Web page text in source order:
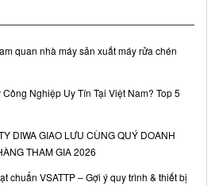
quan nhà máy sản xuất máy rửa chén
Nghiệp Uy Tín Tại Việt Nam? Top 5
DIWA GIAO LƯU CÙNG QUÝ DOANH
THAM GIA 2026
chuẩn VSATTP – Gợi ý quy trình & thiết bị